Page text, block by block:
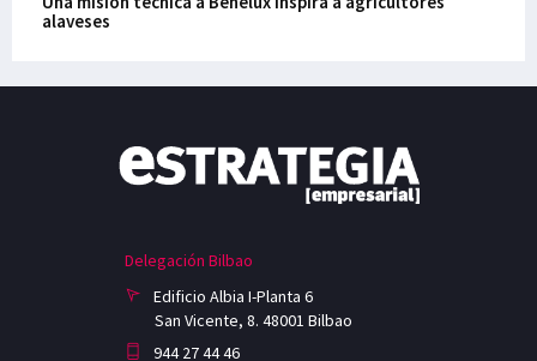
alaveses
Delegación Bilbao
Edificio Albia I-Planta 6
San Vicente, 8. 48001 Bilbao
944 27 44 46